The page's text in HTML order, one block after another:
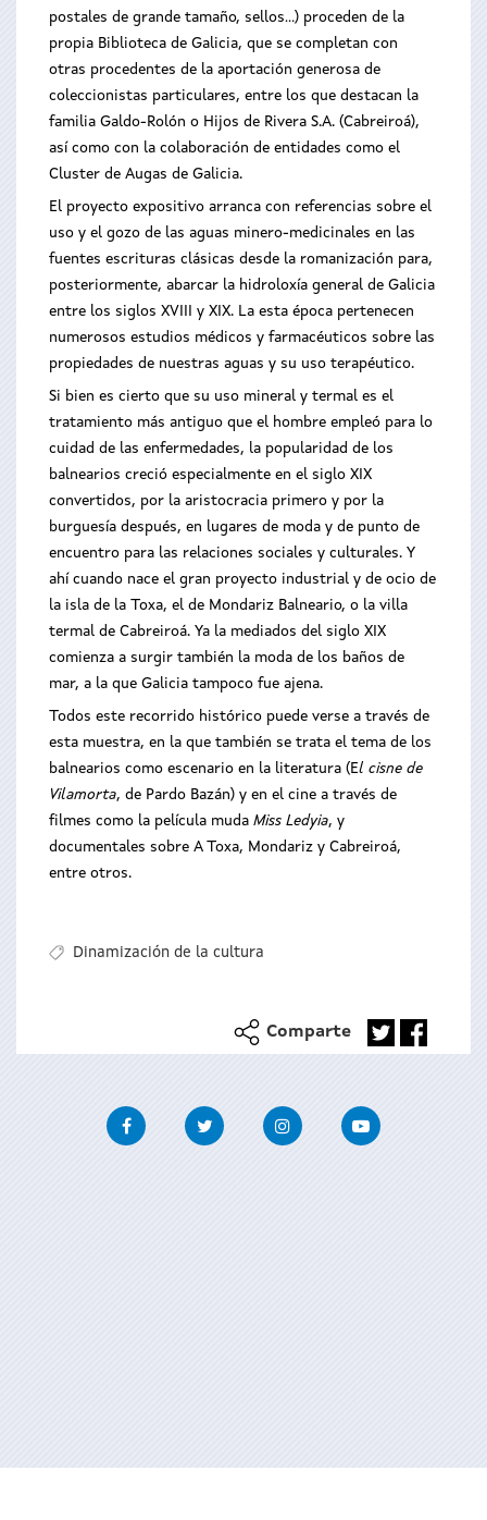
postales de grande tamaño, sellos...) proceden de la
propia Biblioteca de Galicia, que se completan con
otras procedentes de la aportación generosa de
coleccionistas particulares, entre los que destacan la
familia Galdo-Rolón o Hijos de Rivera S.A. (Cabreiroá),
así como con la colaboración de entidades como el
Cluster de Augas de Galicia.
El proyecto expositivo arranca con referencias sobre el
uso y el gozo de las aguas minero-medicinales en las
fuentes escrituras clásicas desde la romanización para,
posteriormente, abarcar la hidroloxía general de Galicia
entre los siglos XVIII y XIX. La esta época pertenecen
numerosos estudios médicos y farmacéuticos sobre las
propiedades de nuestras aguas y su uso terapéutico.
Si bien es cierto que su uso mineral y termal es el
tratamiento más antiguo que el hombre empleó para lo
cuidad de las enfermedades, la popularidad de los
balnearios creció especialmente en el siglo XIX
convertidos, por la aristocracia primero y por la
burguesía después, en lugares de moda y de punto de
encuentro para las relaciones sociales y culturales. Y
ahí cuando nace el gran proyecto industrial y de ocio de
la isla de la Toxa, el de Mondariz Balneario, o la villa
termal de Cabreiroá. Ya la mediados del siglo XIX
comienza a surgir también la moda de los baños de
mar, a la que Galicia tampoco fue ajena.
Todos este recorrido histórico puede verse a través de
esta muestra, en la que también se trata el tema de los
balnearios como escenario en la literatura (El cisne de
Vilamorta, de Pardo Bazán) y en el cine a través de
filmes como la película muda Miss Ledyia, y
documentales sobre A Toxa, Mondariz y Cabreiroá,
entre otros.
Dinamización de la cultura
Comparte
FacebookTwitter InstagramYoutube